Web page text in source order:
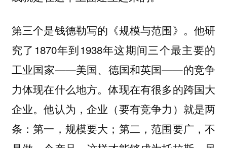
第三个是钱德勒写的《规模与范围》。他研
究了1870年到1938年这期间三个最主要的
工业国家——美国、德国和英国——的竞争
力体现在什么地方。体现在有很多的跨国大
企业。他认为，企业（要有竞争力）就是两
条：第一，规模要大；第二，范围要广，不